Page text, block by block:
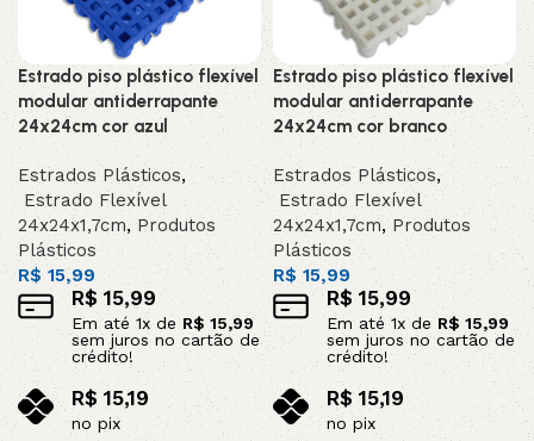
Estrado piso plástico flexível
modular antiderrapante
24x24cm cor azul
Estrados Plásticos,
Estrado Flexível
24x24x1,7cm,Produtos
Plásticos
R$ 15,99
R$15,99
Em até1x de R$ 15,99
sem juros no cartão de
crédito!
R$ 15,19
no pix
Estrado piso plástico flexível
modular antiderrapante
24x24cm cor branco
Estrados Plásticos,
Estrado Flexível
24x24x1,7cm, Produtos
Plásticos
R$ 15,99
R$ 15,99
Em até1x de R$ 15,99
sem juros no cartão de
crédito!
R$15,19
no pix